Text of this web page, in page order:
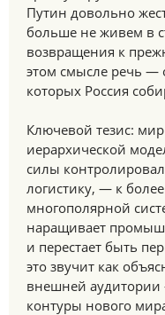
Путин довольно
больше не живем в
возвращения к
этом смысле речь —
которых Россия
Ключевой тезис:
иерархической
силы
логистику, — к
многополярной
наращивает
и перестает быть
это звучит как
внешней аудитории
контуры нового